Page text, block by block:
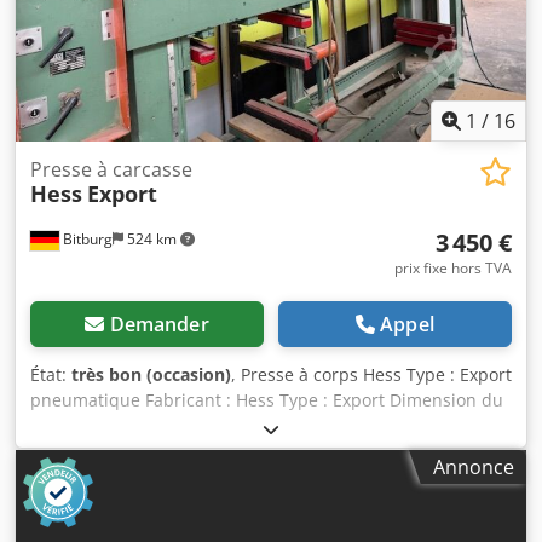
1 / 16
Bitburg 524 km
Presse à carcasse
Hess Export
3 450 €
prix fixe hors TVA
Demander Appel
État: très bon (occasion), Presse à corps Hess Type : Export
pneumatique Fabricant : Hess Type : Export Dimension du
corps : max. 2 500 x 1 500 mm Pression de serrage : 1 400
kp de force de pression par unité de pression à 15 bar
Nombre de vérins verticaux : 2 + 2 vérins de pression
Nombre de vérins horizontaux : 2 + 2 vérins de pression
Dimensions : 3 900 mm x 2 500 mm x 600 mm Poids : 1 060
Annonce